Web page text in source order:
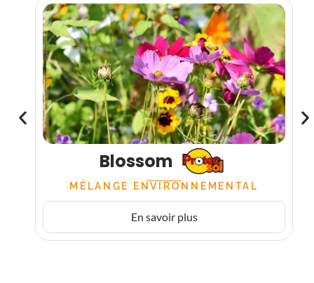
Blossom
MÉLANGE ENVIRONNEMENTAL
En savoir plus